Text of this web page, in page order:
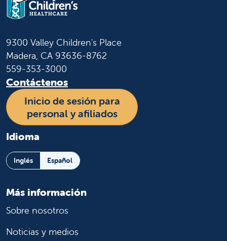
9300 Valley Children's Place
Madera, CA 93636-8762
559-353-3000
Contáctenos
Inicio de sesión para
personal y afiliados
Idioma
Inglés Español
Más información
Sobre nosotros
Noticias y medios